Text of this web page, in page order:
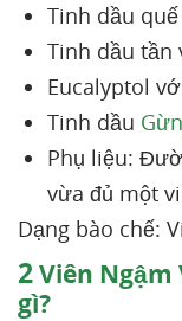
Tinh dầu
Tinh dầu tần
Eucalyptol
Tinh dầu
Phụ liệu:
vừa đủ một
Dạng bào chế:
2Viên Ngậm
gì?